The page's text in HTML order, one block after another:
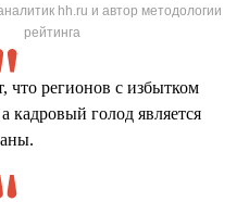
hh.ru и автор методологии
рейтинга
что регионов с избытком
кадровый голод является